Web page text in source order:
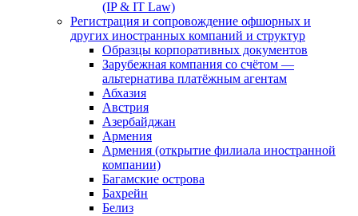
(IP & IT Law)
Регистрация и сопровождение офшорных и
других иностранных компаний и структур
Образцы корпоративных документов
Зарубежная компания со счётом —
альтернатива платёжным агентам
Абхазия
Австрия
Азербайджан
Армения
Армения (открытие филиала иностранной
компании)
Багамские острова
Бахрейн
Белиз